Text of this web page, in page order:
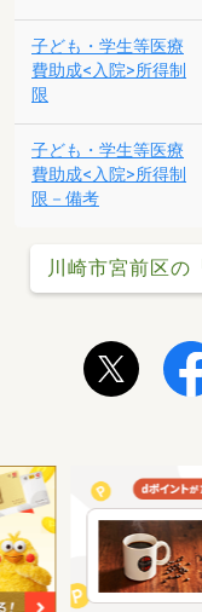
子ども・学生等医療
費助成<入院>所得制
限
子ども・学生等医療
費助成<入院>所得制
限－備考
川崎市宮前区の